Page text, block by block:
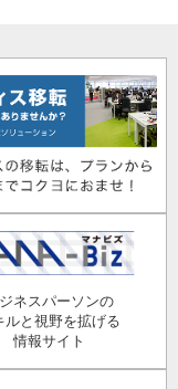
ネスパーソンの
ルと視野を拡げる
情報サイト